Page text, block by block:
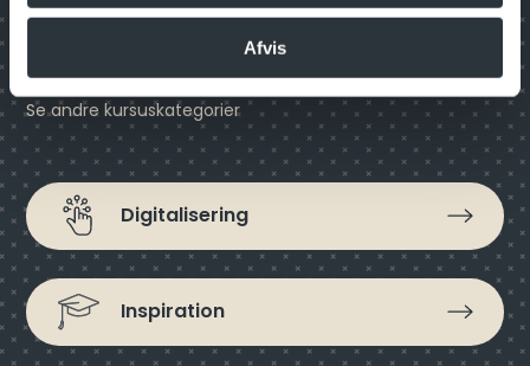
Afvis
Har du ikke fundet det, du ledte
efter?
Se andre kursuskategorier
Digitalisering
Inspiration